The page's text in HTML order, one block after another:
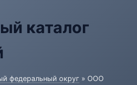
каталог
федеральный округ » ООО